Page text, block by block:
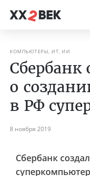
КОМПЬЮТЕРЫ, ИТ, ИИ
Сбербанк
о
в РФ
8 ноября 2019
Сбербанк